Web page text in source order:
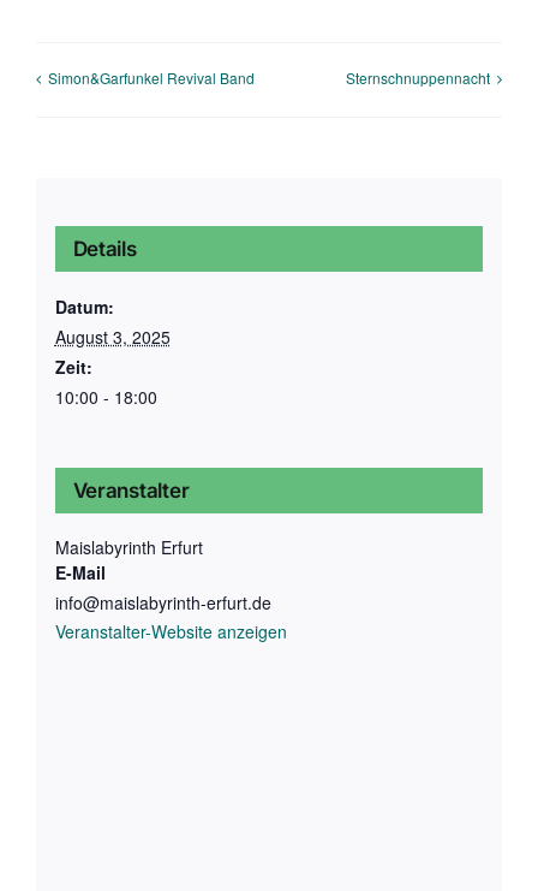
Simon&Garfunkel Revival Band Sternschnuppennacht
Details
Datum:
August 3, 2025
Zeit:
10:00 - 18:00
Veranstalter
Maislabyrinth Erfurt
E-Mail
info@maislabyrinth-erfurt.de
Veranstalter-Website anzeigen